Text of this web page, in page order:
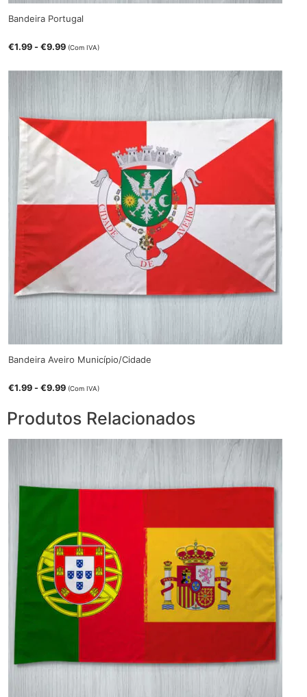
Bandeira Portugal
€1.99 -€9.99 (Com IVA)
Bandeira Aveiro Município/Cidade
€1.99 -€9.99 (Com IVA)
Produtos Relacionados